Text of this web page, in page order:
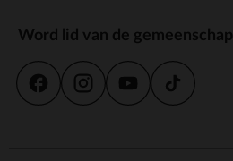
Word lid van de gemeenschap